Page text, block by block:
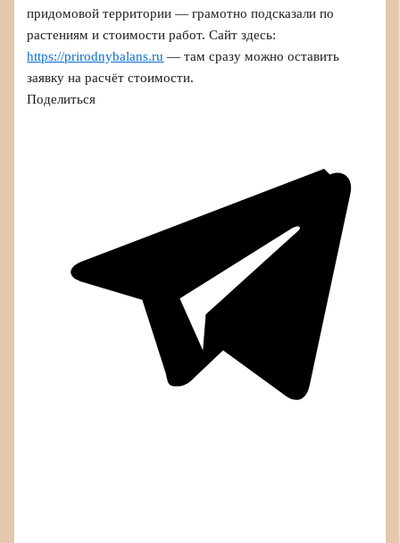
придомовой территории — грамотно подсказали по
растениям и стоимости работ. Сайт здесь:
https://prirodnybalans.ru — там сразу можно оставить
заявку на расчёт стоимости.
Поделиться